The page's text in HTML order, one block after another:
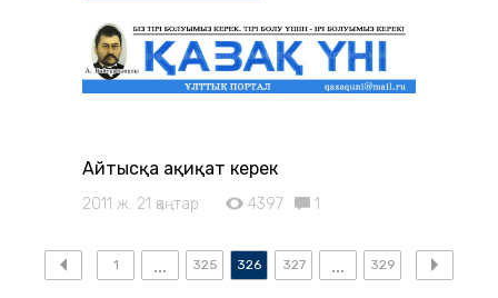
Айтысқа ақиқат керек
2011 ж. 21 қаңтар 4397 1
1 325 326 327 329